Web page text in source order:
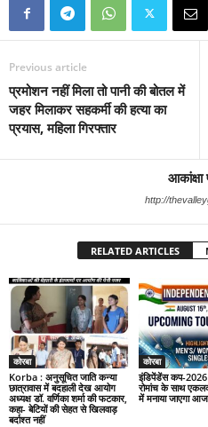
Previous article
प्रमोशन नहीं मिला तो पानी की बोतल में
जहर मिलाकर सहकर्मी की हत्या का
प्रयास, महिला गिरफ्तार
आकांक्षा
http://
RELATED ARTICLES
कोरबा
Korba : अनुसूचित जाति कन्या
छात्रावास में बदहाली देख आयोग
अध्यक्ष डॉ. वर्णिका शर्मा की फटकार,
कहा- बेटियों की सेहत से खिलवाड़
बर्दाश्त नहीं
कोरबा
इंडिपेंडेंस कप-
रोमांच के साथ
में मनाया जाएगा